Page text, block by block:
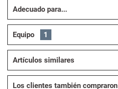
Adecuado para...
Equipo 1
Artículos similares
Los clientes también compraron